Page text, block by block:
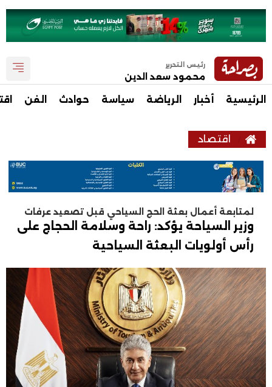
رئيس التحرير
محمود سعد الدين
الرئيسية أخبار الرياضة سياسة حوادث الفن
اقتصاد
لمتابعة أعمال بعثة الحج السياحي قبل تصعيد عرفات
وزير السياحة يؤكد: راحة وسلامة الحجاج على
رأس أولويات البعثة السياحية